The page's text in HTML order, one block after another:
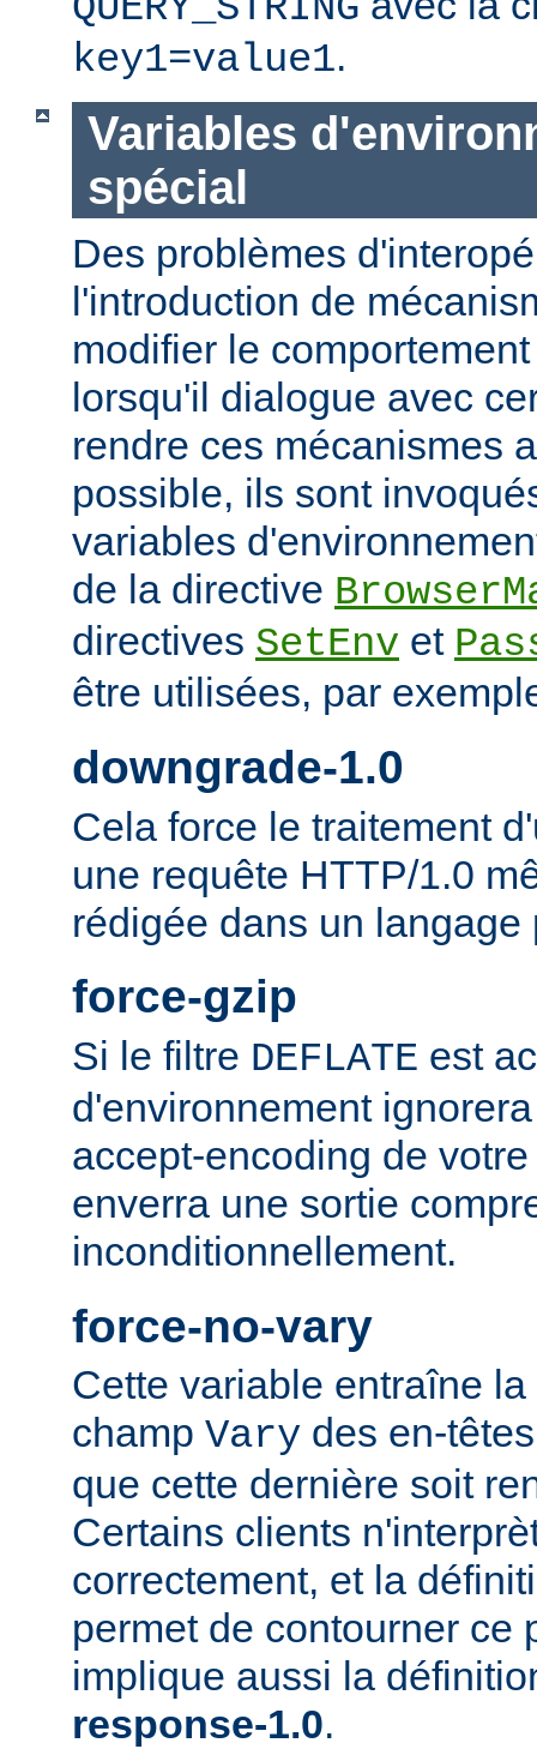
key1=value1.
Variables
spécial
Des problèmes
l'introduction de
modifier le
lorsqu'il dialogue avec
rendre ces mécanismes
possible, ils sont
variables
de la directive
directives SetEnv et
être utilisées, par
downgrade-1.0
Cela force le traitement
une requête HTTP/1.0
rédigée dans un langage
force-gzip
Si le filtre DEFLATE est
d'environnement
accept-encoding de
enverra une sortie
inconditionnellement.
force-no-vary
Cette variable entraîne
champ Vary des en-
que cette dernière soit
Certains clients
correctement, et la
permet de contourner ce
implique aussi la
response-1.0.